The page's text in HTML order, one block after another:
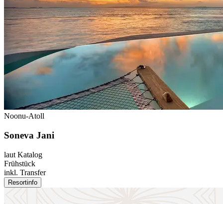
Noonu-Atoll
Soneva Jani
laut Katalog
Frühstück
inkl. Transfer
Resortinfo